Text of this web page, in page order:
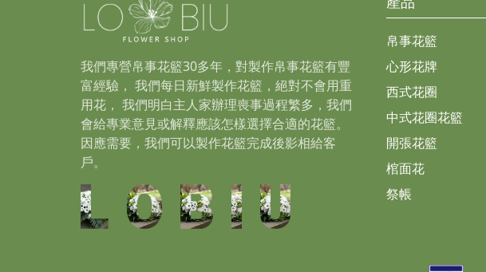
我們專營帛事花籃30多年，對製作帛事花籃有豐
富經驗， 我們每日新鮮製作花籃，絕對不會用重
用花， 我們明白主人家辦理喪事過程繁多，我們
會給專業意見或解釋應該怎樣選擇合適的花籃。
因應需要，我們可以製作花籃完成後影相給客
戶。
帛事花籃
心形花牌
西式花圈
中式花圈花籃
開張花籃
棺面花
祭帳